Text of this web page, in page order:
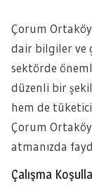
Çorum
dair bilgiler ve
sektörde
düzenli bir
hem de
Çorum
atmanızda
Çalışma